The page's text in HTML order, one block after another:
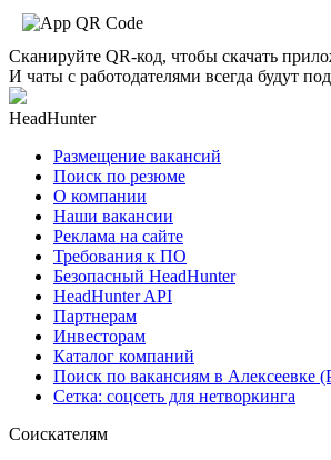
Сканируйте QR-код, чтобы скачать
И чаты с работодателями всегда будут
HeadHunter
Размещение вакансий
Поиск по резюме
О компании
Наши вакансии
Реклама на сайте
Требования к ПО
Безопасный HeadHunter
HeadHunter API
Партнерам
Инвесторам
Каталог компаний
Поиск по вакансиям в Алексеевке
Сетка: соцсеть для нетворкинга
Соискателям